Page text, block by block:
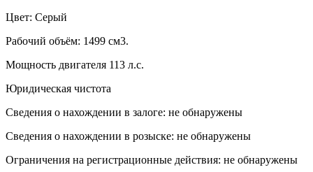
Цвет: Серый
Рабочий объём: 1499 см3.
Мощность двигателя 113 л.с.
Юридическая чистота
Сведения о нахождении в залоге: не обнаружены
Сведения о нахождении в розыске: не обнаружены
Ограничения на регистрационные действия: не обнаружены